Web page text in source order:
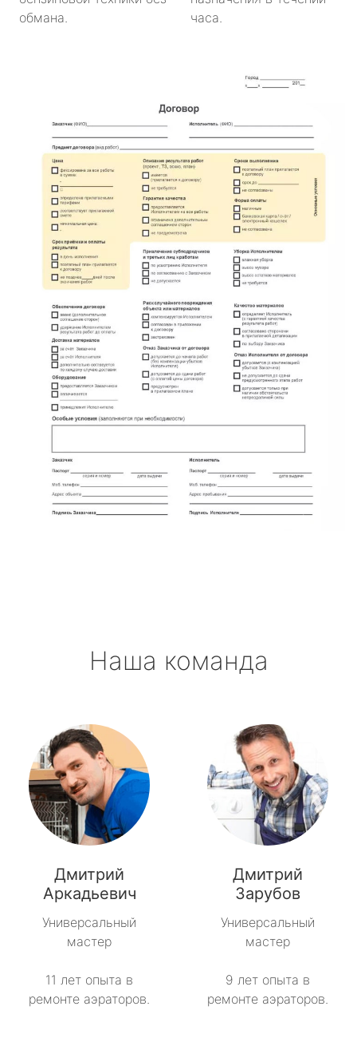
обмана.
часа.
Наша команда
Дмитрий
Аркадьевич
Универсальный
мастер
11 лет опыта в
ремонте аэраторов.
Дмитрий
Зарубов
Универсальный
мастер
9 лет опыта в
ремонте аэраторов.